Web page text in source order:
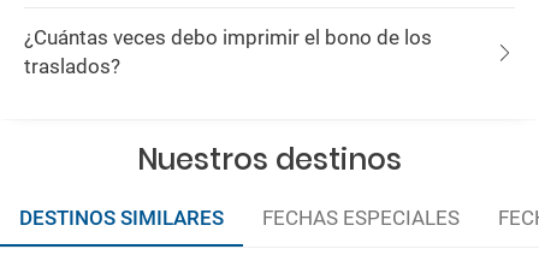
¿Cuántas veces debo imprimir el bono de los
traslados?
Nuestros destinos
DESTINOS SIMILARES FECHAS ESPECIALES